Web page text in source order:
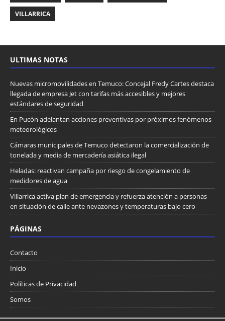
VILLARRICA
ULTIMAS NOTAS
Nuevas micromovilidades en Temuco: Concejal Fredy Cartes destaca
llegada de empresa Jet con tarifas más accesibles y mejores
estándares de seguridad
En Pucón adelantan acciones preventivas por próximos fenómenos
meteorológicos
Cámaras municipales de Temuco detectaron la comercialización de
tonelada y media de mercadería asiática ilegal
Heladas: reactivan campaña por riesgo de congelamiento de
medidores de agua
Villarrica activa plan de emergencia y refuerza atención a personas
en situación de calle ante nevazones y temperaturas bajo cero
PÁGINAS
Contacto
Inicio
Políticas de Privacidad
Somos